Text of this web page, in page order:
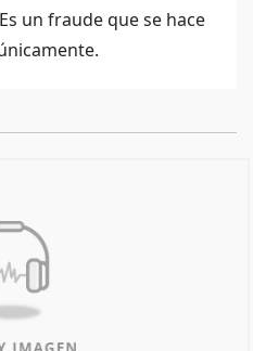
un fraude que se hace